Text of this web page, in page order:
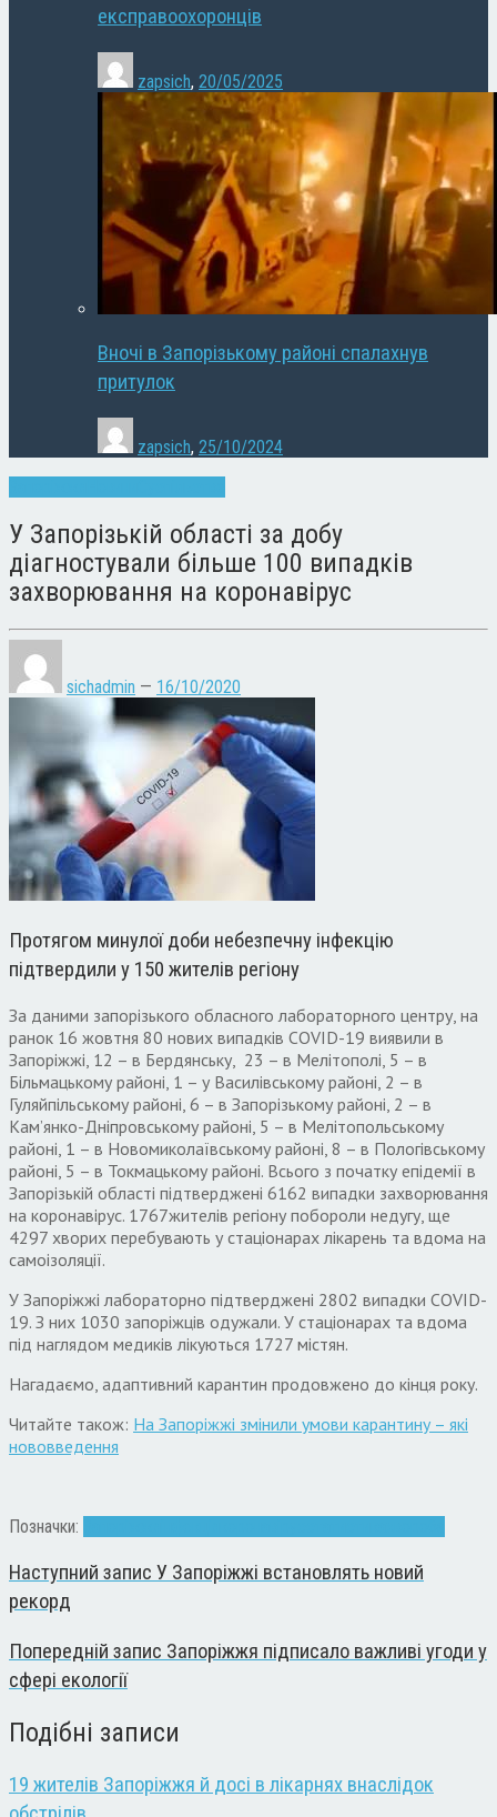
експравоохоронців
zapsich, 20/05/2025
Вночі в Запорізькому районі спалахнув
притулок
zapsich, 25/10/2024
У Запорізькій області за добу
діагностували більше 100 випадків
захворювання на коронавірус
sichadmin — 16/10/2020
Протягом минулої доби небезпечну інфекцію
підтвердили у 150 жителів регіону
За даними запорізького обласного лабораторного центру, на
ранок 16 жовтня 80 нових випадків COVID-19 виявили в
Запоріжжі, 12 – в Бердянську, 23 – в Мелітополі, 5 – в
Більмацькому районі, 1 – у Василівському районі, 2 – в
Гуляйпільському районі, 6 – в Запорізькому районі, 2 – в
Кам’янко-Дніпровському районі, 5 – в Мелітопольському
районі, 1 – в Новомиколаївському районі, 8 – в Пологівському
районі, 5 – в Токмацькому районі. Всього з початку епідемії в
Запорізькій області підтверджені 6162 випадки захворювання
на коронавірус. 1767жителів регіону побороли недугу, ще
4297 хворих перебувають у стаціонарах лікарень та вдома на
самоізоляції.
У Запоріжжі лабораторно підтверджені 2802 випадки COVID-
19. З них 1030 запоріжців одужали. У стаціонарах та вдома
під наглядом медиків лікуються 1727 містян.
Нагадаємо, адаптивний карантин продовжено до кінця року.
Читайте також: На Запоріжжі змінили умови карантину – які
нововведення
Позначки:
Наступний запис У Запоріжжі встановлять новий
рекорд
Попередній запис Запоріжжя підписало важливі угоди у
сфері екології
Подібні записи
19 жителів Запоріжжя й досі в лікарнях внаслідок